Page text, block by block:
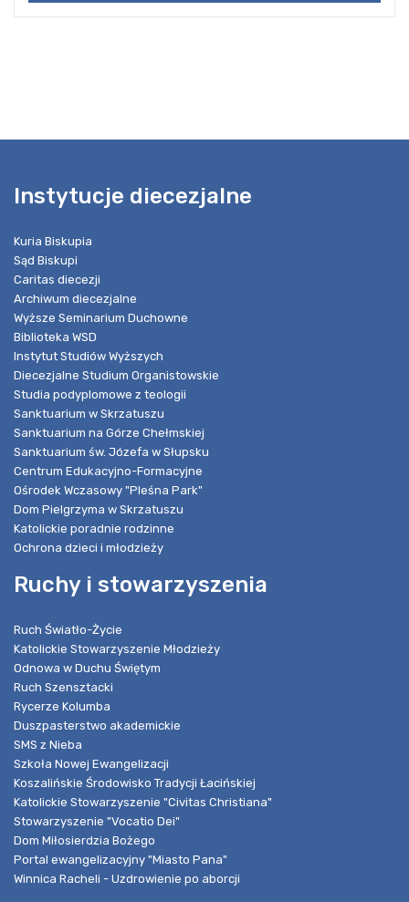
Instytucje diecezjalne
Kuria Biskupia
Sąd Biskupi
Caritas diecezji
Archiwum diecezjalne
Wyższe Seminarium Duchowne
Biblioteka WSD
Instytut Studiów Wyższych
Diecezjalne Studium Organistowskie
Studia podyplomowe z teologii
Sanktuarium w Skrzatuszu
Sanktuarium na Górze Chełmskiej
Sanktuarium św. Józefa w Słupsku
Centrum Edukacyjno-Formacyjne
Ośrodek Wczasowy "Pleśna Park"
Dom Pielgrzyma w Skrzatuszu
Katolickie poradnie rodzinne
Ochrona dzieci i młodzieży
Ruchy i stowarzyszenia
Ruch Światło-Życie
Katolickie Stowarzyszenie Młodzieży
Odnowa w Duchu Świętym
Ruch Szensztacki
Rycerze Kolumba
Duszpasterstwo akademickie
SMS z Nieba
Szkoła Nowej Ewangelizacji
Koszalińskie Środowisko Tradycji Łacińskiej
Katolickie Stowarzyszenie "Civitas Christiana"
Stowarzyszenie "Vocatio Dei"
Dom Miłosierdzia Bożego
Portal ewangelizacyjny "Miasto Pana"
Winnica Racheli - Uzdrowienie po aborcji